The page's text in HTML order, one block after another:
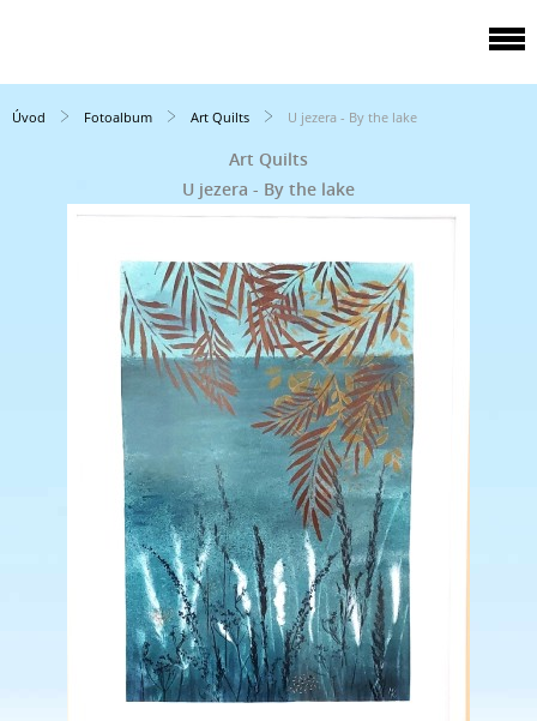
Úvod Fotoalbum Art Quilts U jezera - By the lake
Art Quilts
U jezera - By the lake